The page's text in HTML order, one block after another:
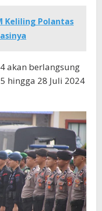
Keliling Polantas
akan berlangsung
hingga 28 Juli 2024